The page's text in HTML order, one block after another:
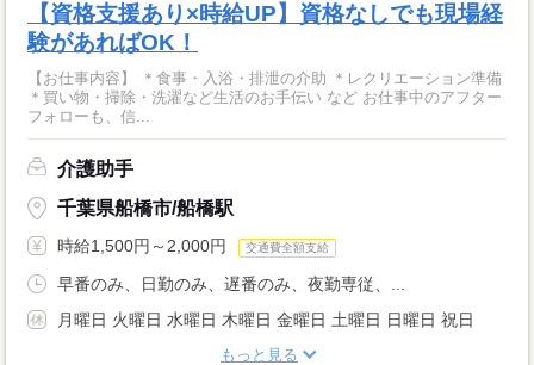
【資格支援あり×時給UP】資格なしでも現場経
験があればOK！
【お仕事内容】 ＊食事・入浴・排泄の介助 ＊レクリエーション準備
＊買い物・掃除・洗濯など生活のお手伝い など お仕事中のアフター
フォローも、信...
介護助手
千葉県船橋市/船橋駅
時給1,500円～2,000円 交通費全額支給
早番のみ、日勤のみ、遅番のみ、夜勤専従、...
月曜日 火曜日 水曜日 木曜日 金曜日 土曜日 日曜日 祝日
もっと見る